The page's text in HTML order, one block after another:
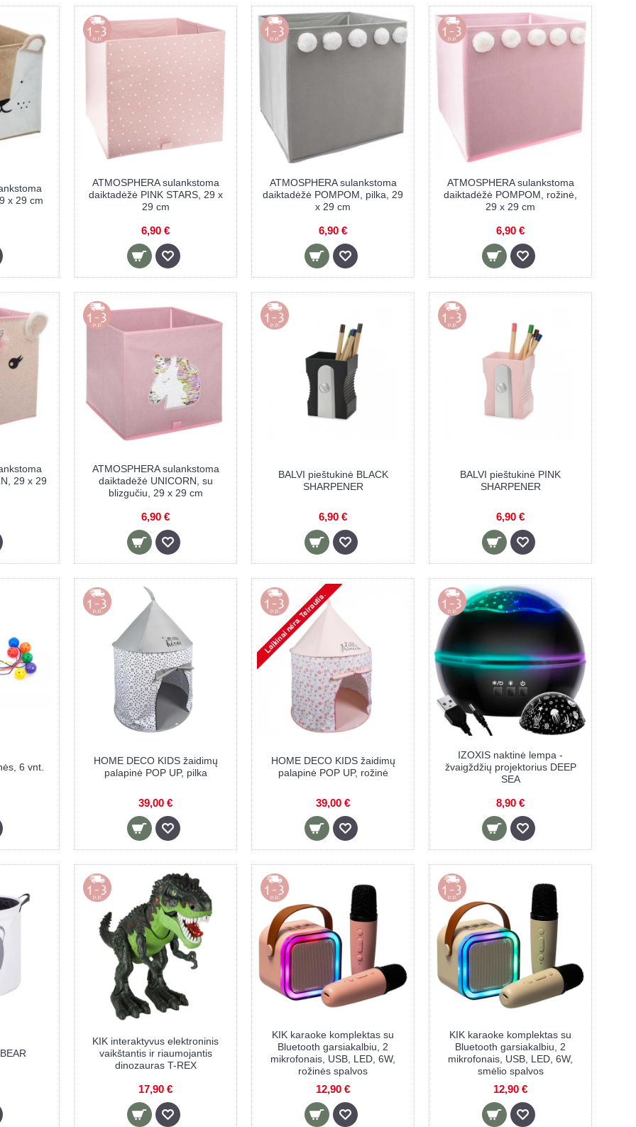
x 29 cm
ATMOSPHERA sulankstoma
daiktadėžė PINK STARS, 29 x
29 cm
6,90 €
ATMOSPHERA sulankstoma
daiktadėžė POMPOM, pilka, 29
x 29 cm
6,90 €
ATMOSPHERA sulankstoma
daiktadėžė POMPOM, rožinė,
29 x 29 cm
6,90 €
29 x 29
ATMOSPHERA sulankstoma
daiktadėžė UNICORN, su
blizgučiu, 29 x 29 cm
6,90 €
BALVI pieštukinė BLACK
SHARPENER
6,90 €
BALVI pieštukinė PINK
SHARPENER
6,90 €
6 vnt.
HOME DECO KIDS žaidimų
palapinė POP UP, pilka
39,00 €
HOME DECO KIDS žaidimų
palapinė POP UP, rožinė
39,00 €
IZOXIS naktinė lempa -
žvaigždžių projektorius DEEP
SEA
8,90 €
KIK interaktyvus elektroninis
vaikštantis ir riaumojantis
dinozauras T-REX
17,90 €
KIK karaoke komplektas su
Bluetooth garsiakalbiu, 2
mikrofonais, USB, LED, 6W,
rožinės spalvos
12,90 €
KIK karaoke komplektas su
Bluetooth garsiakalbiu, 2
mikrofonais, USB, LED, 6W,
smėlio spalvos
12,90 €